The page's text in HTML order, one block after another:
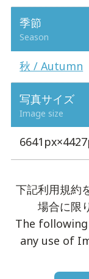
季節
Season
秋 / Autumn
写真サイズ
Image size
下記利用規約
場合に限
The
any use of